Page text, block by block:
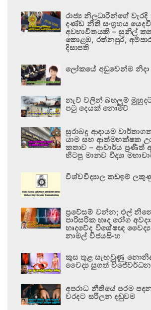
රාජ්‍ය නිලධාරීන්ගේ
දණ්ඩ නීති සංග්‍රහය
අවභාවිතයකි – සුනිල්
කොළඹ, රත්නපුර,
දිසාපති
ලෝකයේ අඩුවෙන්ම නිදා
නැව් වලින් බහලුම්
පටු දෙයක් නොවේ
සුරාබදු ආදායම
යාම සහ ආත්මභක්ෂක
කතාව – ආචාර්ය ප්‍රණීත්
හිටපු මානව විද්‍යා
විශ්වවිද්‍යාල කඩඉම්
ප්‍රවේසම් වන්න; එල්
පාරිසරික හෘද රෝග
හෘදවේද විශේෂඥ වෛද්‍ය
නාමල් විජයසිංහ
කුස තුළ සැඟවුණු
වෛද්‍ය සුගත් විජේවර්ධන
අපරාධ නීතියේ පරම
වරදට සරිලන දඬුවම